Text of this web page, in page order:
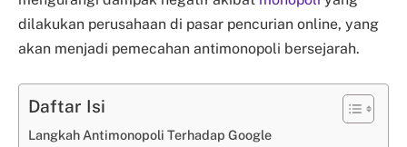
dilakukan perusahaan di pasar pencurian online, yang
akan menjadi pemecahan antimonopoli bersejarah.
Daftar Isi
Langkah Antimonopoli Terhadap Google